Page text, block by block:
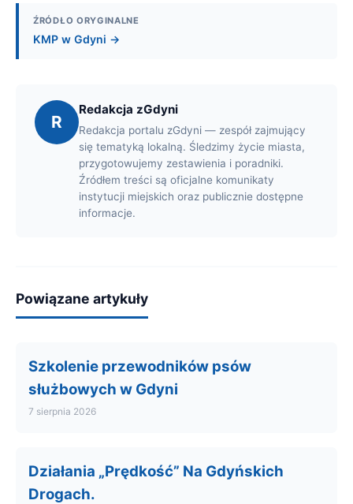
ŹRÓDŁO ORYGINALNE
KMP w Gdyni →
R
Redakcja zGdyni
Redakcja portalu zGdyni — zespół zajmujący
się tematyką lokalną. Śledzimy życie miasta,
przygotowujemy zestawienia i poradniki.
Źródłem treści są oficjalne komunikaty
instytucji miejskich oraz publicznie dostępne
informacje.
Powiązane artykuły
Szkolenie przewodników psów
służbowych w Gdyni
7 sierpnia 2026
Działania „Prędkość” Na Gdyńskich
Drogach.